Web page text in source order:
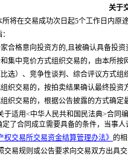
关于
将在交易成功次日起5个工作日内原
合格意向投资方的,且被确认具备投
集中竞价方式组织交易的，由本所
选）、竞争性谈判、综合评议方式
织交易的，按拍卖结果确认最终投资
织交易的，根据公告披露的方式确定
适用<中华人民共和国民法典>合同
了合同成立需要具备的条件，当事
权交易所交易资金结算管理办法》 的
交易规则或公告要求向交易双方出具